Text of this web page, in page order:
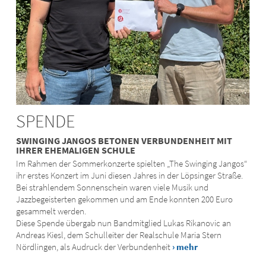
SPENDE
SWINGING JANGOS BETONEN VERBUNDENHEIT MIT
IHRER EHEMALIGEN SCHULE
Im Rahmen der Sommerkonzerte spielten „The Swinging Jangos“
ihr erstes Konzert im Juni diesen Jahres in der Löpsinger Straße.
Bei strahlendem Sonnenschein waren viele Musik und
Jazzbegeisterten gekommen und am Ende konnten 200 Euro
gesammelt werden.
Diese Spende übergab nun Bandmitglied Lukas Rikanovic an
Andreas Kiesl, dem Schulleiter der Realschule Maria Stern
Nördlingen, als Audruck der Verbundenheit › mehr